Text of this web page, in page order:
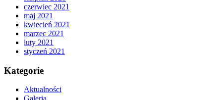
czerwiec 2021
maj 2021
kwiecień 2021
marzec 2021
luty 2021
styczeń 2021
Kategorie
Aktualności